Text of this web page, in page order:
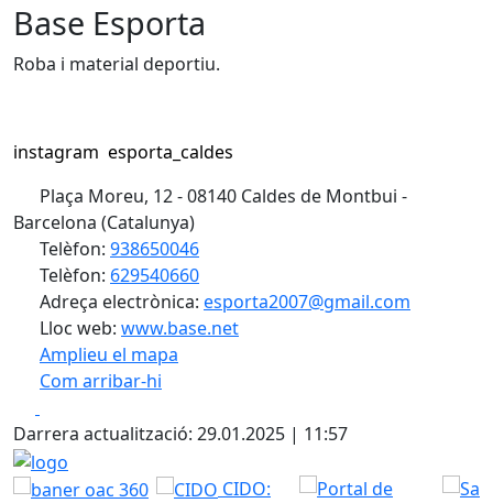
Base Esporta
Roba i material deportiu.
instagram esporta_caldes
Plaça Moreu, 12 - 08140 Caldes de Montbui -
Barcelona (Catalunya)
Telèfon: 938650046
Telèfon: 629540660
Adreça electrònica: esporta2007@gmail.com
Lloc web: www.base.net
Amplieu el mapa
Com arribar-hi
+
−
Darrera actualització: 29.01.2025 | 11:57
logo
CIDO: